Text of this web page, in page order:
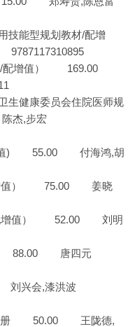
技能型规划教材/配增
材/配增值） 169.00
生健康委员会住院医师规
杰,步宏
增值) 55.00 付海鸿,胡
增值） 75.00 姜晓
/配增值） 52.00 刘明
） 88.00 唐四元
刘兴会,漆洪波
手册 50.00 王陇德,